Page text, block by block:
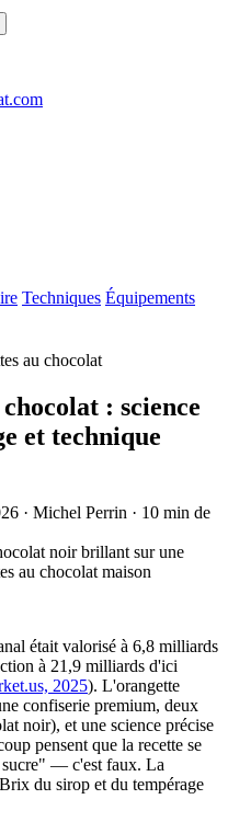
Techniques Équipements
au chocolat
: science
et technique
· Michel Perrin · 10 min de
était valorisé à 6,8 milliards
à 21,9 milliards d'ici
2025). L'orangette
confiserie premium, deux
noir), et une science précise
pensent que la recette se
sucre" — c'est faux. La
du sirop et du tempérage